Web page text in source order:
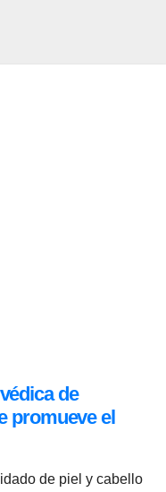
de
promueve el
de piel y cabello